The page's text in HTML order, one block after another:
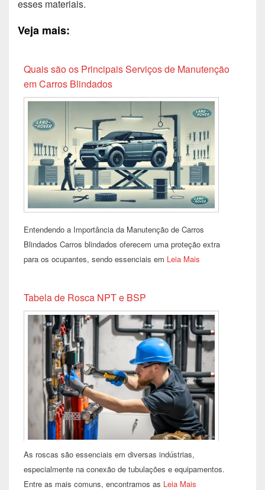
esses materiais.
Veja mais:
Quais são os Principais Serviços de Manutenção
em Carros Blindados
Entendendo a Importância da Manutenção de Carros
Blindados Carros blindados oferecem uma proteção extra
para os ocupantes, sendo essenciais em Leia Mais
Tabela de Rosca NPT e BSP
As roscas são essenciais em diversas indústrias,
especialmente na conexão de tubulações e equipamentos.
Entre as mais comuns, encontramos as Leia Mais